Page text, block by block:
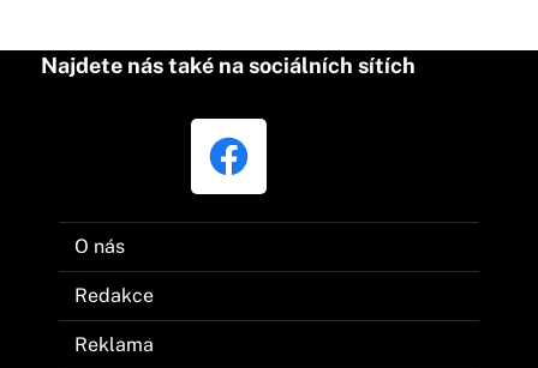
Najdete nás také na sociálních sítích
O nás
Redakce
Reklama